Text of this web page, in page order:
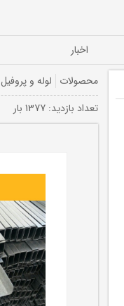
اخبار
محصولات لوله و پروفیل
تعداد بازديد: 1377 بار